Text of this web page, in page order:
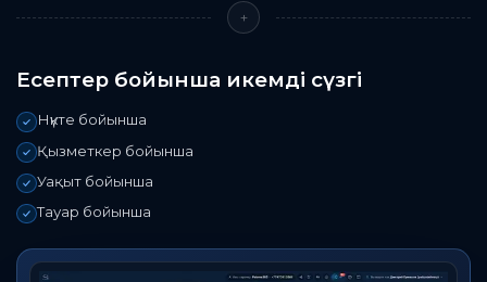
+
Есептер бойынша икемді сүзгі
Нүкте бойынша
Қызметкер бойынша
Уақыт бойынша
Тауар бойынша